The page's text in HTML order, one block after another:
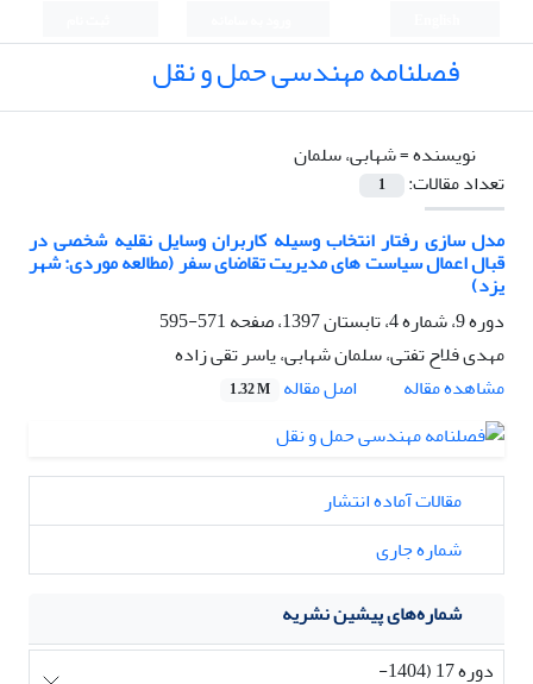
فصلنامه مهندسی حمل و نقل
نویسنده =شهابی، سلمان
تعداد مقالات:
1
مدل سازی رفتار انتخاب وسیله کاربران وسایل نقلیه شخصی در
قبال اعمال سیاست های مدیریت تقاضای سفر (مطالعه موردی: شهر
یزد)
دوره 9، شماره 4، تابستان 1397، صفحه
571-595
مهدی فلاح تفتی، سلمان شهابی، یاسر تقی زاده
مشاهده مقاله
اصل مقاله 1.32 M
مقالات آماده انتشار
شماره جاری
شماره‌های پیشین نشریه
دوره 17 (1404-